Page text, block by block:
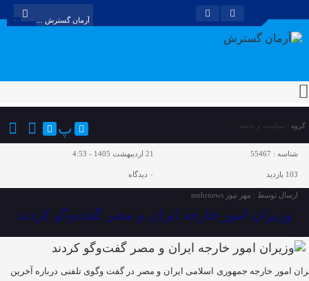
گروه : سیاست و جامعه پ
شناسه : 55467 21 اردیبهشت 1405 - 4:53
103 بازدید ۰ دیدگاه
ارسال توسط : مهر نیوز mehrnews
وزیران امور خارجه ایران و مصر گفت‌وگو کردند
امور خارجه جمهوری اسلامی ایران و مصر در گفت وگوی تلفنی درباره آخرین